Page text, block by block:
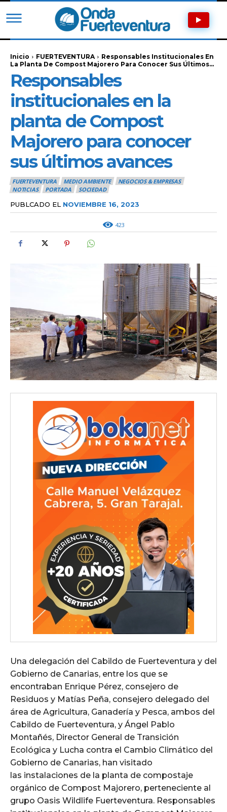
Inicio FUERTEVENTURA
Responsables Institucionales En
La Planta De Compost Majorero Para Conocer Sus Últimos...
Responsables
institucionales en la
planta de Compost
Majorero para conocer
sus últimos avances
FUERTEVENTURA MEDIO AMBIENTE
NEGOCIOS & EMPRESAS
NOTICIAS
PORTADA SOCIEDAD
PUBLCADO EL NOVIEMBRE 16, 2023
423
Una delegación del Cabildo de Fuerteventura y del
Gobierno de Canarias, entre los que se
encontraban Enrique Pérez, consejero de
Residuos y Matías Peña, consejero delegado del
área de Agricultura, Ganadería y Pesca, ambos del
Cabildo de Fuerteventura, y Ángel Pablo
Montañés, Director General de Transición
Ecológica y Lucha contra el Cambio Climático del
Gobierno de Canarias, han visitado
las instalaciones de la planta de compostaje
orgánico de Compost Majorero, perteneciente al
grupo Oasis Wildlife Fuerteventura. Responsables